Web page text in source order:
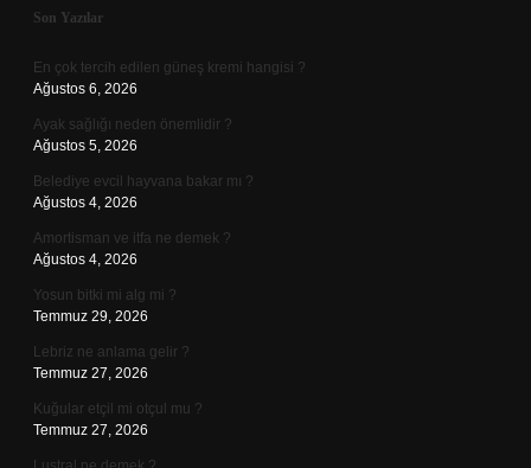
Sidebar
Son Yazılar
En çok tercih edilen güneş kremi hangisi ?
Ağustos 6, 2026
Ayak sağlığı neden önemlidir ?
Ağustos 5, 2026
Belediye evcil hayvana bakar mı ?
Ağustos 4, 2026
Amortisman ve itfa ne demek ?
Ağustos 4, 2026
Yosun bitki mi alg mi ?
Temmuz 29, 2026
Lebriz ne anlama gelir ?
Temmuz 27, 2026
Kuğular etçil mi otçul mu ?
Temmuz 27, 2026